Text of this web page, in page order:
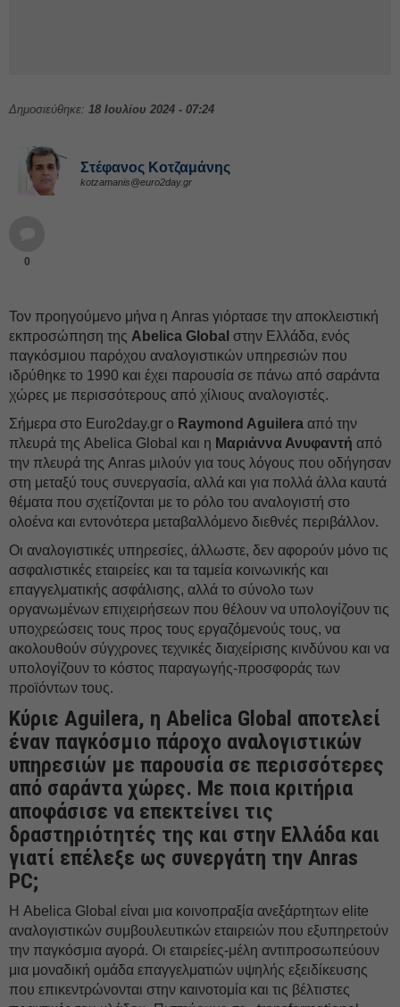
Δημοσιεύθηκε: 18 Ιουλίου 2024 - 07:24
Στέφανος Kοτζαμάνης
kotzamanis@euro2day.gr
0
Τον προηγούμενο μήνα η Anras γιόρτασε την αποκλειστική
εκπροσώπηση της Abelica Global στην Ελλάδα, ενός
παγκόσμιου παρόχου αναλογιστικών υπηρεσιών που
ιδρύθηκε το 1990 και έχει παρουσία σε πάνω από σαράντα
χώρες με περισσότερους από χίλιους αναλογιστές.
Σήμερα στο Euro2day.gr ο Raymond Aguilera από την
πλευρά της Abelica Global και η Μαριάννα Ανυφαντή από
την πλευρά της Anras μιλούν για τους λόγους που οδήγησαν
στη μεταξύ τους συνεργασία, αλλά και για πολλά άλλα καυτά
θέματα που σχετίζονται με το ρόλο του αναλογιστή στο
ολοένα και εντονότερα μεταβαλλόμενο διεθνές περιβάλλον.
Οι αναλογιστικές υπηρεσίες, άλλωστε, δεν αφορούν μόνο τις
ασφαλιστικές εταιρείες και τα ταμεία κοινωνικής και
επαγγελματικής ασφάλισης, αλλά το σύνολο των
οργανωμένων επιχειρήσεων που θέλουν να υπολογίζουν τις
υποχρεώσεις τους προς τους εργαζόμενούς τους, να
ακολουθούν σύγχρονες τεχνικές διαχείρισης κινδύνου και να
υπολογίζουν το κόστος παραγωγής-προσφοράς των
προϊόντων τους.
Κύριε Aguilera, η Abelica Global αποτελεί
έναν παγκόσμιο πάροχο αναλογιστικών
υπηρεσιών με παρουσία σε περισσότερες
από σαράντα χώρες. Με ποια κριτήρια
αποφάσισε να επεκτείνει τις
δραστηριότητές της και στην Ελλάδα και
γιατί επέλεξε ως συνεργάτη την Anras
PC;
Η Abelica Global είναι μια κοινοπραξία ανεξάρτητων elite
αναλογιστικών συμβουλευτικών εταιρειών που εξυπηρετούν
την παγκόσμια αγορά. Οι εταιρείες-μέλη αντιπροσωπεύουν
μια μοναδική ομάδα επαγγελματιών υψηλής εξειδίκευσης
που επικεντρώνονται στην καινοτομία και τις βέλτιστες